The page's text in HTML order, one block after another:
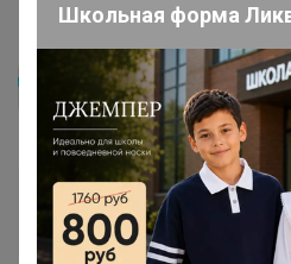
Любушка-
Великий магистр
Школьная форма